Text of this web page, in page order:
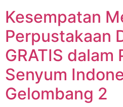
Kesempatan
Perpustakaan
GRATIS dalam
Senyum
Gelombang 2